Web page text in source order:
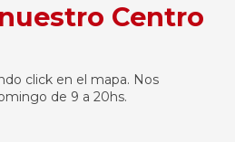
Centro
click en el mapa. Nos
de 9 a 20hs.